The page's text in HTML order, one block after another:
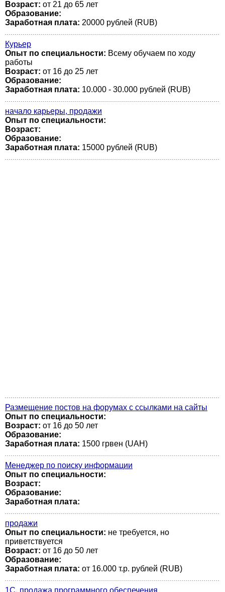
Возраст: от 21 до 65 лет
Образование:
Заработная плата: 20000 рублей (RUB)
Курьер
Опыт по специальности: Всему обучаем по ходу
работы
Возраст: от 16 до 25 лет
Образование:
Заработная плата: 10.000 - 30.000 рублей (RUB)
начало карьеры, продажи
Опыт по специальности:
Возраст:
Образование:
Заработная плата: 15000 рублей (RUB)
Размещение постов на форумах с ссылками на сайты
Опыт по специальности:
Возраст: от 16 до 50 лет
Образование:
Заработная плата: 1500 грвен (UAH)
Менеджер по поиску информации
Опыт по специальности:
Возраст:
Образование:
Заработная плата:
продажи
Опыт по специальности: не требуется, но
приветствуется
Возраст: от 16 до 50 лет
Образование:
Заработная плата: от 16.000 т.р. рублей (RUB)
1С, продажа программного обеспечения